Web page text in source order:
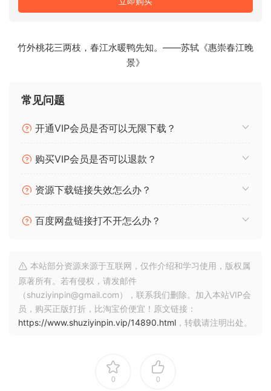
场录音。在此处阅读他们的经验。
全新改进的外观和更现代化的视觉效果，可为各种项目提供更
现在可以将混音分成独立的音轨
改进的导出功能可让您同时将一个项目（或多个项目）导出到
自动符合可同步来自单独音频/视频录制的音频编辑、导出编辑
在轨道上使用 ARA2 插件（如 Celemony Melodyne）
外部硬件效果集成，提供富有创意的灵活路由选项
改进的压缩可轻松在不同的录音之间切换，以加快工作流程
标记轨道在多个层级上创建和显示标记；创建的标记可以一起
竹外桃花三两枝，春江水暖鸭先知。——苏轼《惠崇春江晚
景》
常见问题
开通VIP会员是否可以无限下载？
购买VIP会员是否可以退款？
资源下载链接失效怎么办？
百度网盘链接打不开怎么办？
本站部分资源来源于互联网，仅作介绍和学习使用，版权属
原著所有。若有侵权，请发邮件
（shuziyinpin@gmail.com），联系我们删除。加入本站VIP会
员，购买正版打折，比淘宝价便宜！原文链接：
https://www.shuziyinpin.vip/14890.html ，转载请注明出处。
0 0